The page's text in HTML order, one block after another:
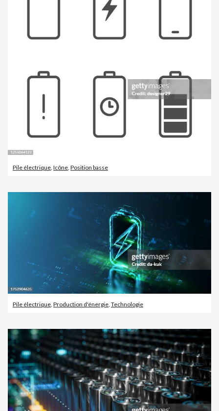
Pile électrique, Icône, Position basse
Pile électrique, Production d'énergie, Technologie